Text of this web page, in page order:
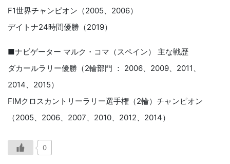
F1世界チャンピオン（2005、2006）
デイトナ24時間優勝（2019）
■ナビゲーター マルク・コマ（スペイン） 主な戦歴
ダカールラリー優勝（2輪部門 ： 2006、2009、2011、
2014、2015）
FIMクロスカントリーラリー選手権（2輪）チャンピオン
（2005、2006、2007、2010、2012、2014）
0